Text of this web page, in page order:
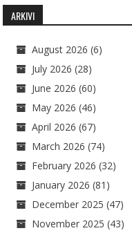
ARKIVI
August 2026 (6)
July 2026 (28)
June 2026 (60)
May 2026 (46)
April 2026 (67)
March 2026 (74)
February 2026 (32)
January 2026 (81)
December 2025 (47)
November 2025 (43)